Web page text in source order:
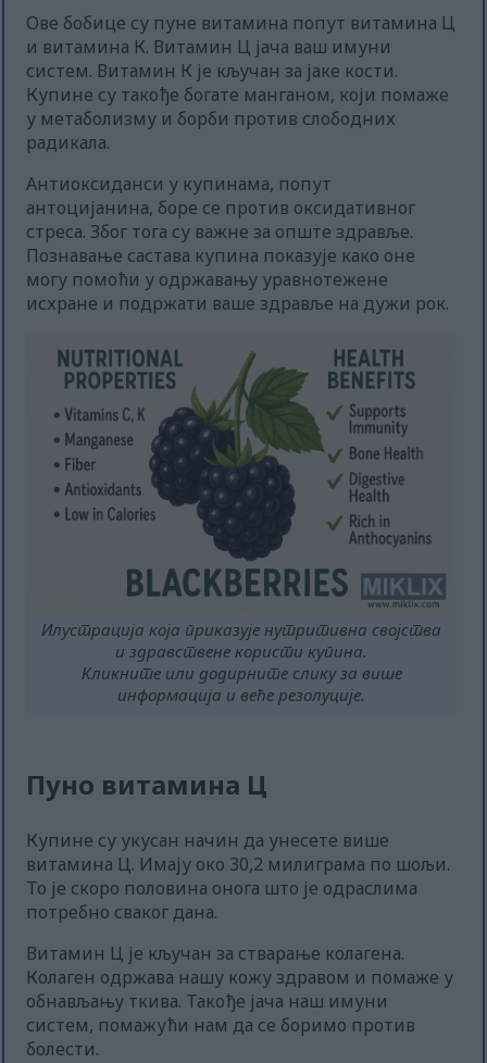
Ове бобице су пуне витамина попут витамина Ц
и витамина К. Витамин Ц јача ваш имуни
систем. Витамин К је кључан за јаке кости.
Купине су такође богате манганом, који помаже
у метаболизму и борби против слободних
радикала.
Антиоксиданси у купинама, попут
антоцијанина, боре се против оксидативног
стреса. Због тога су важне за опште здравље.
Познавање састава купина показује како оне
могу помоћи у одржавању уравнотежене
исхране и подржати ваше здравље на дужи рок.
Илустрација која приказује нутритивна својства
и здравствене користи купина.
Кликните или додирните слику за више
информација и веће резолуције.
Пуно витамина Ц
Купине су укусан начин да унесете више
витамина Ц. Имају око 30,2 милиграма по шољи.
То је скоро половина онога што је одраслима
потребно сваког дана.
Витамин Ц је кључан за стварање колагена.
Колаген одржава нашу кожу здравом и помаже у
обнављању ткива. Такође јача наш имуни
систем, помажући нам да се боримо против
болести.